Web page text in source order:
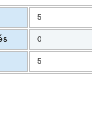
5
0
5